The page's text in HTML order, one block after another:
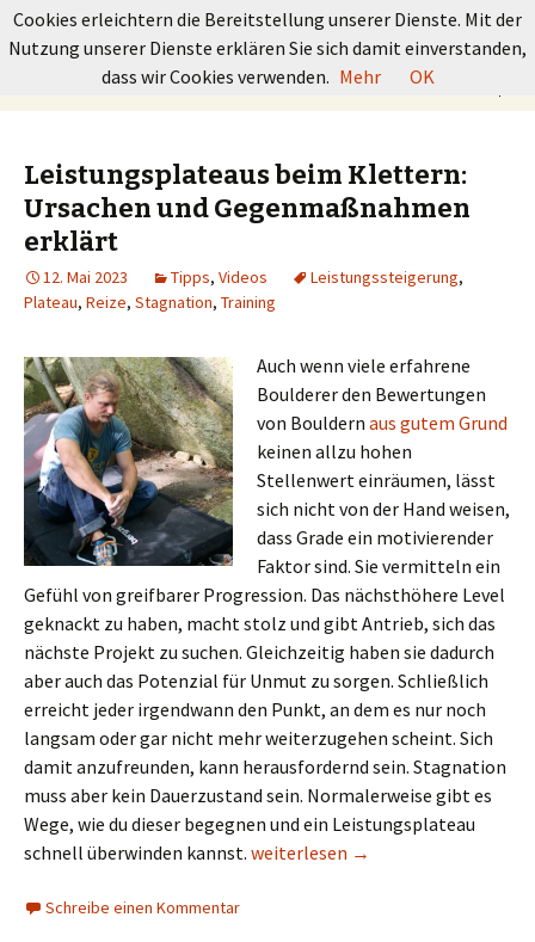
GRUNDKURS BOULDERN
Springe
nach:
Leistungsplateaus beim Klettern:
Ursachen und Gegenmaßnahmen
erklärt
12. Mai 2023 Tipps, Videos Leistungssteigerung,
Plateau, Reize, Stagnation, Training
Auch wenn viele erfahrene
Boulderer den Bewertungen
von Bouldern aus gutem Grund
keinen allzu hohen
Stellenwert einräumen, lässt
sich nicht von der Hand weisen,
dass Grade ein motivierender
Faktor sind. Sie vermitteln ein
Gefühl von greifbarer Progression. Das nächsthöhere Level
geknackt zu haben, macht stolz und gibt Antrieb, sich das
nächste Projekt zu suchen. Gleichzeitig haben sie dadurch
aber auch das Potenzial für Unmut zu sorgen. Schließlich
erreicht jeder irgendwann den Punkt, an dem es nur noch
langsam oder gar nicht mehr weiterzugehen scheint. Sich
damit anzufreunden, kann herausfordernd sein. Stagnation
muss aber kein Dauerzustand sein. Normalerweise gibt es
Wege, wie du dieser begegnen und ein Leistungsplateau
schnell überwinden kannst. Leistungsplateaus beim Klettern:
weiterlesen →
Schreibe einen Kommentar
Cookies erleichtern die Bereitstellung unserer Dienste. Mit der
Nutzung unserer Dienste erklären Sie sich damit einverstanden,
dass wir Cookies verwenden. Mehr OK